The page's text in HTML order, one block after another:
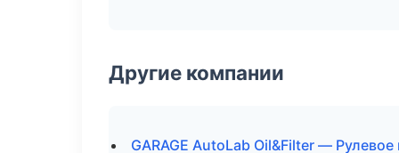
Другие компании
GARAGE AutoLab Oil&Filter —